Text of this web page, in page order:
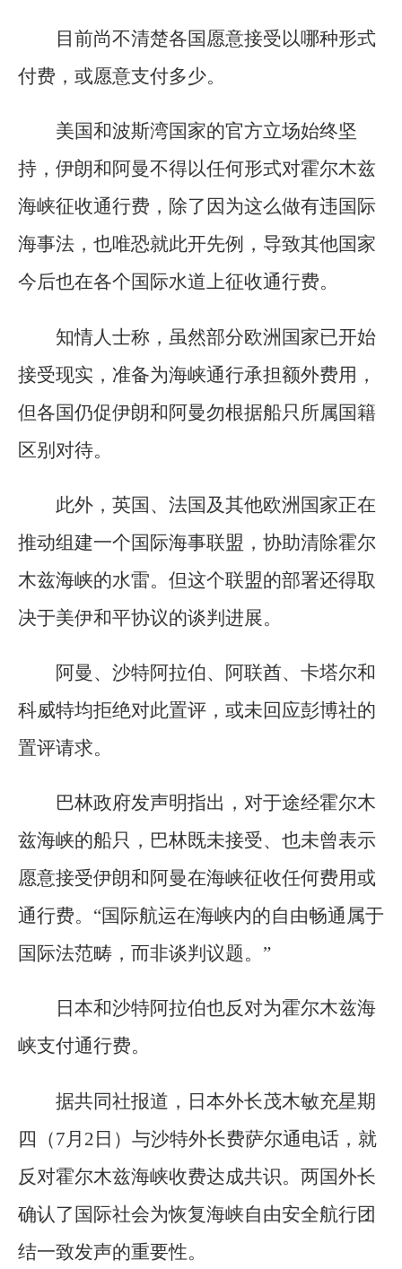
目前尚不清楚各国愿意接受以哪种形式
付费，或愿意支付多少。
美国和波斯湾国家的官方立场始终坚
持，伊朗和阿曼不得以任何形式对霍尔木兹
海峡征收通行费，除了因为这么做有违国际
海事法，也唯恐就此开先例，导致其他国家
今后也在各个国际水道上征收通行费。
知情人士称，虽然部分欧洲国家已开始
接受现实，准备为海峡通行承担额外费用，
但各国仍促伊朗和阿曼勿根据船只所属国籍
区别对待。
此外，英国、法国及其他欧洲国家正在
推动组建一个国际海事联盟，协助清除霍尔
木兹海峡的水雷。但这个联盟的部署还得取
决于美伊和平协议的谈判进展。
阿曼、沙特阿拉伯、阿联酋、卡塔尔和
科威特均拒绝对此置评，或未回应彭博社的
置评请求。
巴林政府发声明指出，对于途经霍尔木
兹海峡的船只，巴林既未接受、也未曾表示
愿意接受伊朗和阿曼在海峡征收任何费用或
通行费。“国际航运在海峡内的自由畅通属于
国际法范畴，而非谈判议题。”
日本和沙特阿拉伯也反对为霍尔木兹海
峡支付通行费。
据共同社报道，日本外长茂木敏充星期
四（7月2日）与沙特外长费萨尔通电话，就
反对霍尔木兹海峡收费达成共识。两国外长
确认了国际社会为恢复海峡自由安全航行团
结一致发声的重要性。